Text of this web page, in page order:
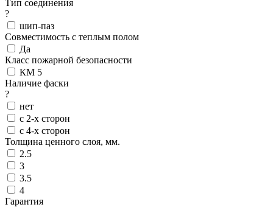
Тип соединения
?
шип-паз
Совместимость с теплым полом
Да
Класс пожарной безопасности
КМ 5
Наличие фаски
?
нет
с 2-х сторон
с 4-х сторон
Толщина ценного слоя, мм.
2.5
3
3.5
4
Гарантия